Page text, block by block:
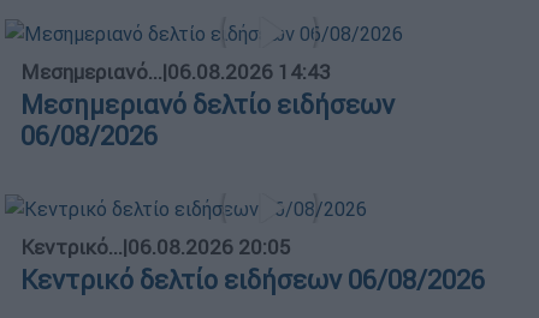
Μεσημεριανό...|06.08.2026 14:43
Μεσημεριανό δελτίο ειδήσεων
06/08/2026
Κεντρικό...|06.08.2026 20:05
Κεντρικό δελτίο ειδήσεων 06/08/2026